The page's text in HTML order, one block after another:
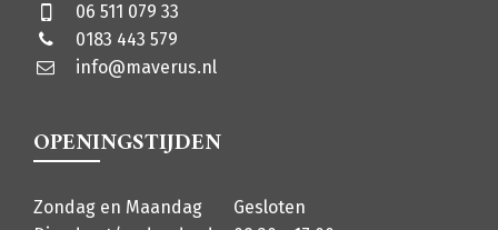
06 511 079 33
0183 443 579
info@maverus.nl
OPENINGSTIJDEN
Zondag en Maandag
Gesloten